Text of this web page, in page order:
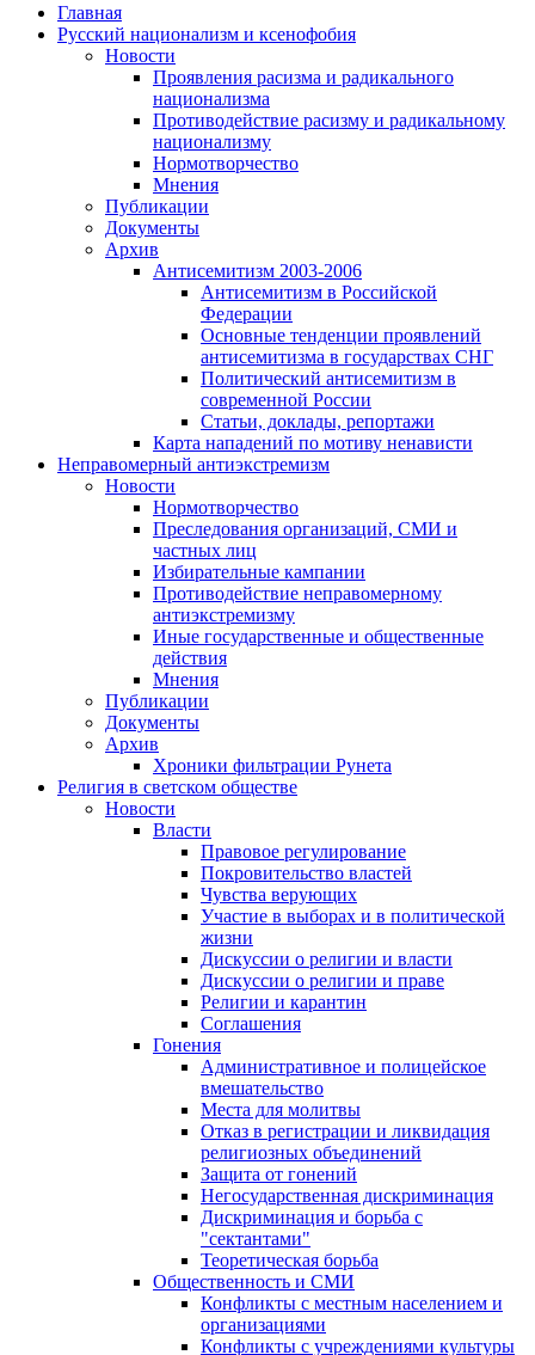
Главная
Русский национализм и ксенофобия
Новости
Проявления расизма и радикального
национализма
Противодействие расизму и радикальному
национализму
Нормотворчество
Мнения
Публикации
Документы
Архив
Антисемитизм 2003-2006
Антисемитизм в Российской
Федерации
Основные тенденции проявлений
антисемитизма в государствах СНГ
Политический антисемитизм в
современной России
Статьи, доклады, репортажи
Карта нападений по мотиву ненависти
Неправомерный антиэкстремизм
Новости
Нормотворчество
Преследования организаций, СМИ и
частных лиц
Избирательные кампании
Противодействие неправомерному
антиэкстремизму
Иные государственные и общественные
действия
Мнения
Публикации
Документы
Архив
Хроники фильтрации Рунета
Религия в светском обществе
Новости
Власти
Правовое регулирование
Покровительство властей
Чувства верующих
Участие в выборах и в политической
жизни
Дискуссии о религии и власти
Дискуссии о религии и праве
Религии и карантин
Соглашения
Гонения
Административное и полицейское
вмешательство
Места для молитвы
Отказ в регистрации и ликвидация
религиозных объединений
Защита от гонений
Негосударственная дискриминация
Дискриминация и борьба с
"сектантами"
Теоретическая борьба
Общественность и СМИ
Конфликты с местным населением и
организациями
Конфликты с учреждениями культуры